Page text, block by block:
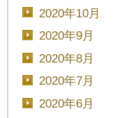
2020年10月
2020年9月
2020年8月
2020年7月
2020年6月